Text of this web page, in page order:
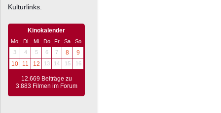
Kulturlinks.
Kinokalender
Mo Di Mi Do Fr Sa
So
3
4 5 6 7 8
9
10
11 12 13 14 15 16
12.669 Beiträge zu
3.883 Filmen im Forum